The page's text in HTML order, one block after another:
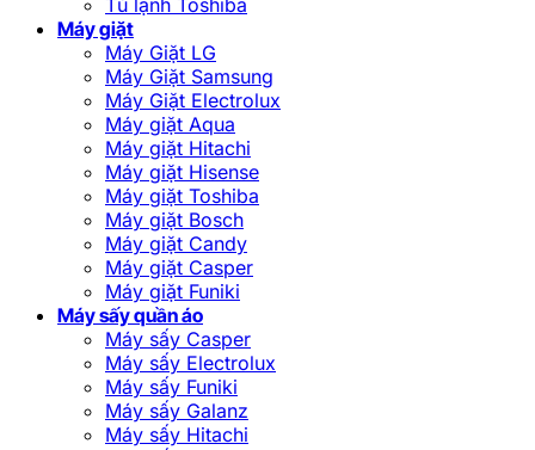
Máy giặt
Máy Giặt LG
Máy Giặt Samsung
Máy Giặt Electrolux
Máy giặt Aqua
Máy giặt Hitachi
Máy giặt Hisense
Máy giặt Toshiba
Máy giặt Bosch
Máy giặt Candy
Máy giặt Casper
Máy giặt Funiki
Máy sấy quần áo
Máy sấy Casper
Máy sấy Electrolux
Máy sấy Funiki
Máy sấy Galanz
Máy sấy Hitachi